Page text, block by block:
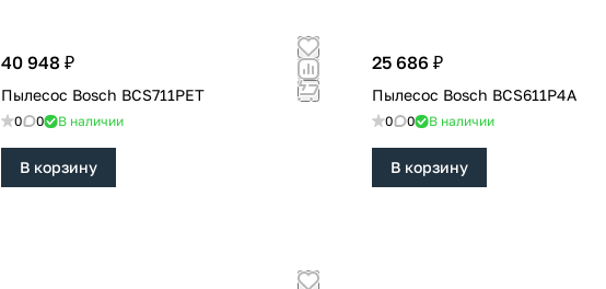
40 948 ₽
Пылесос Bosch BCS711PET
0 0 В наличии
В корзину
25 686 ₽
Пылесос Bosch BCS611P4A
0 0 В наличии
В корзину